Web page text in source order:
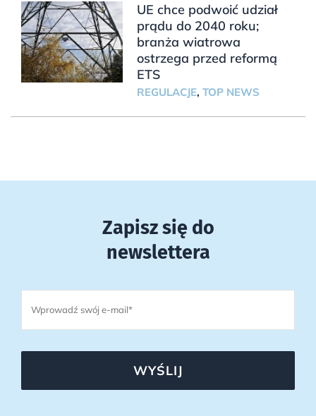
UE chce podwoić udział
prądu do 2040 roku;
branża wiatrowa
ostrzega przed reformą
ETS
REGULACJE, TOP NEWS
Zapisz się do
newslettera
WYŚLIJ